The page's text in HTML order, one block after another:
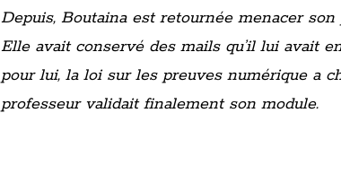
Depuis, Boutaina est retournée menacer
Elle avait conservé des mails qu’il lui avait
pour lui, la loi sur les preuves numérique a
professeur validait finalement son module.